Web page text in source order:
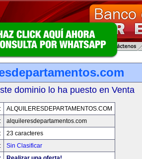
dominio lo ha puesto en Venta
ALQUILERESDEPARTAMENTOS.COM
alquileresdepartamentos.com
23 caracteres
Sin Clasificar